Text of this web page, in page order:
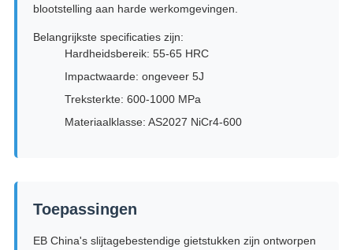
blootstelling aan harde werkomgevingen.
Belangrijkste specificaties zijn:
Hardheidsbereik: 55-65 HRC
Impactwaarde: ongeveer 5J
Treksterkte: 600-1000 MPa
Materiaalklasse: AS2027 NiCr4-600
Toepassingen
EB China's slijtagebestendige gietstukken zijn ontworpen